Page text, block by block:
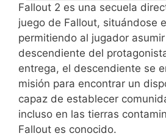
Fallout 2 es una secuela
juego de Fallout, situándose
permitiendo al jugador
descendiente del
entrega, el descendiente se
misión para encontrar un
capaz de establecer
incluso en las tierras
Fallout es conocido.